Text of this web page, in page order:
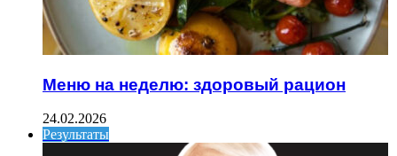
Меню на неделю: здоровый рацион
24.02.2026
Результаты